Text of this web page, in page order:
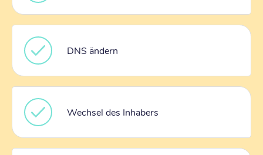
DNS ändern
Wechsel des Inhabers